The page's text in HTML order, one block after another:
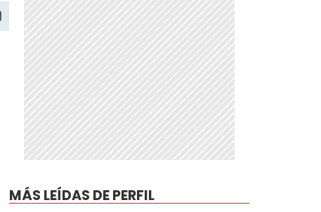
MÁS LEÍDAS DE PERFIL